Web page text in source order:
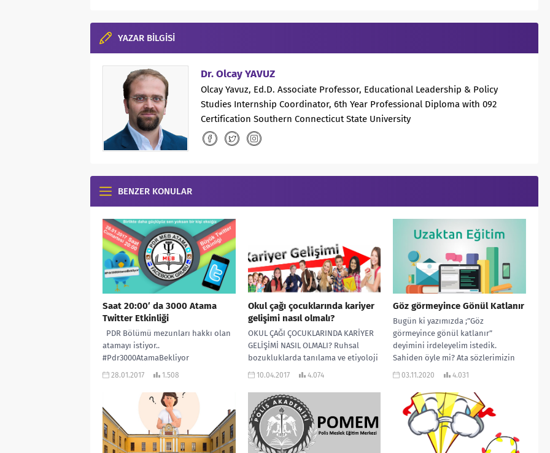
YAZAR BİLGİSİ
Dr. Olcay YAVUZ
Olcay Yavuz, Ed.D. Associate Professor, Educational Leadership & Policy
Studies Internship Coordinator, 6th Year Professional Diploma with 092
Certification Southern Connecticut State University
BENZER KONULAR
Saat 20:00′ da 3000 Atama
Twitter Etkinliği
PDR Bölümü mezunları hakkı olan
atamayı istiyor..
#Pdr3000AtamaBekliyor
28.01.2017 1.508
Okul çağı çocuklarında kariyer
gelişimi nasıl olmalı?
OKUL ÇAĞI ÇOCUKLARINDA KARİYER
GELİŞİMİ NASIL OLMALI? Ruhsal
bozukluklarda tanılama ve etiyoloji
belli aralıklarla güncellenen DSM
10.04.2017 4.074
Göz görmeyince Gönül Katlanır
Bugün ki yazımızda ;”Göz
görmeyince gönül katlanır”
deyimini irdeleyelim istedik.
Sahiden öyle mi? Ata sözlerimizin
terapotik etkileri yadsınamayacak
03.11.2020 4.031